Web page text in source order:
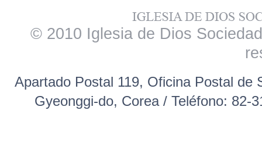
© 2010 Iglesia de Dios
Apartado Postal 119, Oficina Postal de
Gyeonggi-do, Corea / Teléfono: 82-